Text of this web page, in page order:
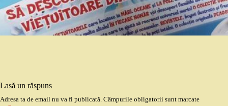
Lasă un răspuns
Adresa ta de email nu va fi publicată. Câmpurile obligatorii sunt marcate